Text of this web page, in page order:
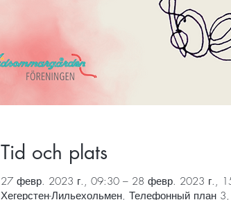
Tid och plats
27 февр. 2023 г., 09:30 – 28 февр. 2023 г.,
Хегерстен-Лильехольмен, Телефонный план